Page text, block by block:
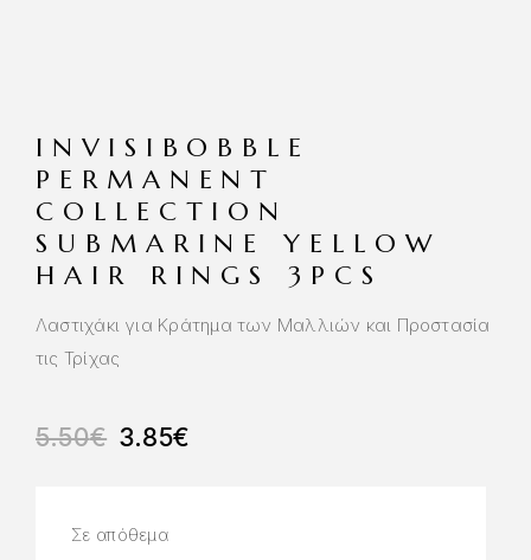
INVISIBOBBLE
PERMANENT
COLLECTION
SUBMARINE YELLOW
HAIR RINGS 3PCS
Λαστιχάκι για Κράτημα των Μαλλιών και Προστασία
τις Τρίχας
5.50€ 3.85€
Σε απόθεμα